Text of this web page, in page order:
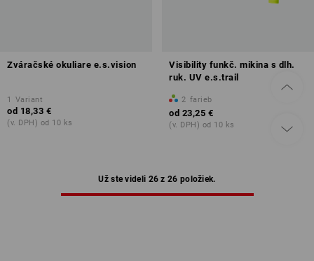
Zváračské okuliare e.s.vision
1 Variant
od 18,33 €
(v. DPH) od 10 ks
Visibility funkč. mikina s dlh.
ruk. UV e.s.trail
2 farieb
od 23,25 €
(v. DPH) od 10 ks
Už ste videli 26 z 26 položiek.